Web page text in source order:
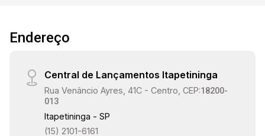
Endereço
Central de Lançamentos Itapetininga
Rua Venâncio Ayres, 41C - Centro, CEP:18200-
013
Itapetininga - SP
(15) 2101-6161